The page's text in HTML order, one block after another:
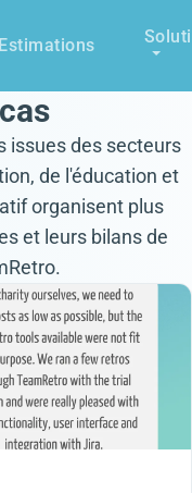
Estimations
issues des secteurs
de l'éducation et
organisent plus
et leurs bilans de